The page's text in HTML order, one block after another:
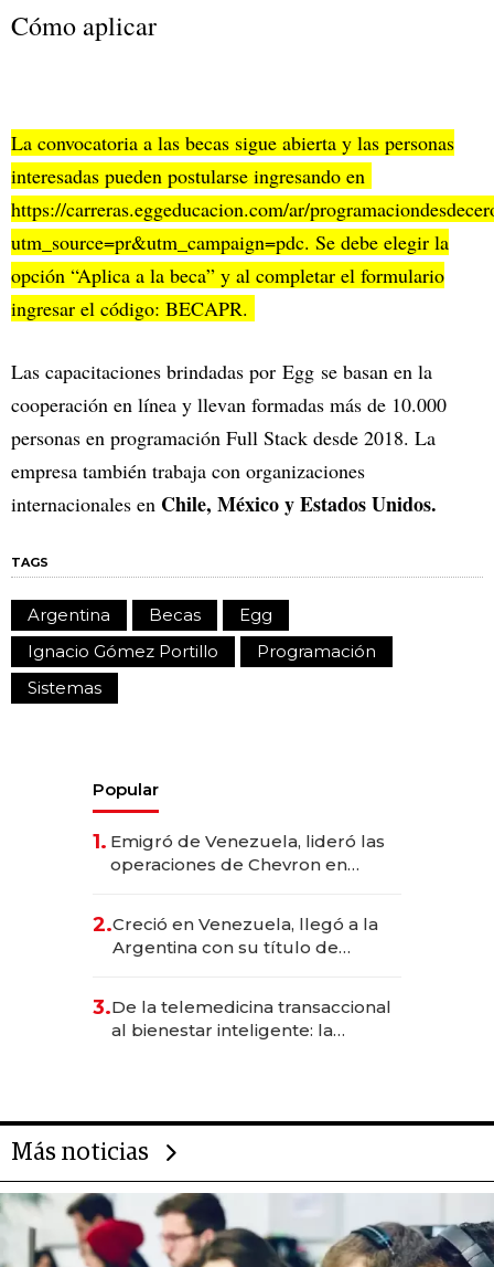
Cómo aplicar
La convocatoria a las becas sigue abierta y las personas
interesadas pueden postularse ingresando en
https://carreras.eggeducacion.com/ar/
utm_source=pr&utm_campaign=pdc. Se debe elegir la
opción “Aplica a la beca” y al completar el formulario
ingresar el código: BECAPR.
Las capacitaciones brindadas por Egg se basan en la
cooperación en línea y llevan formadas más de 10.000
personas en programación Full Stack desde 2018. La
empresa también trabaja con organizaciones
internacionales en Chile, México y Estados Unidos.
TAGS
Argentina Becas
Egg
Ignacio Gómez Portillo
Programación
Sistemas
Popular
1. Emigró de Venezuela, lideró las
operaciones de Chevron en
2.Creció en Venezuela, llegó a la
Argentina con su título de
las marcas "fast premium"
3.De la telemedicina transaccional
al bienestar inteligente: la
Más noticias